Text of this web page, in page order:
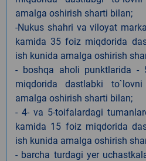
amalga oshirish sharti bilan;
-Nukus shahri va viloyat
kamida 35 foiz miqdorida
ish kunida amalga oshirish
- boshqa aholi punktlarida
miqdorida dastlabki
amalga oshirish sharti bilan;
- 4- va 5-toifalardagi
kamida 15 foiz miqdorida
ish kunida amalga oshirish
- barcha turdagi yer